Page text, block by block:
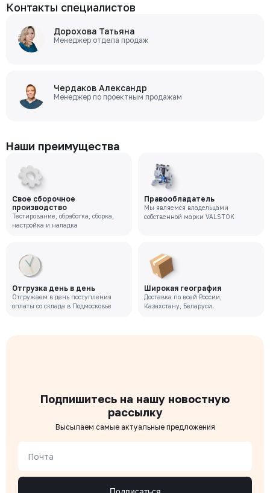
Контакты специалистов
Дорохова Татьяна
Менеджер отдела продаж
Чердаков Александр
Менеджер по проектным продажам
Наши преимущества
Свое сборочное
производство
Тестирование, обработка, сборка,
настройка и наладка
Правообладатель
Мы являемся владельцами
собственной марки VALSTOK
Отгрузка день в день
Отгружаем в день поступления
оплаты со склада в Подмосковье
Широкая география
Доставка по всей России,
Казахстану, Беларуси.
Подпишитесь на нашу новостную
рассылку
Высылаем самые актуальные предложения
Почта